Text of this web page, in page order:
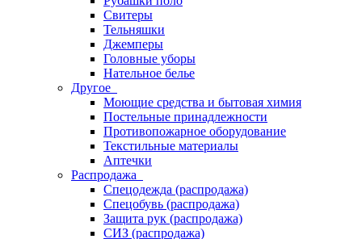
Свитеры
Тельняшки
Джемперы
Головные уборы
Нательное белье
Другое
Моющие средства и бытовая химия
Постельные принадлежности
Противопожарное оборудование
Текстильные материалы
Аптечки
Распродажа
Спецодежда (распродажа)
Спецобувь (распродажа)
Защита рук (распродажа)
СИЗ (распродажа)